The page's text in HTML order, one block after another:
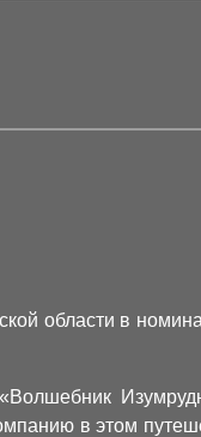
области в
в этом